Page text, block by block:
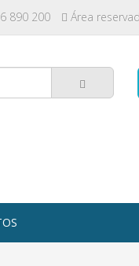
890 200 Área